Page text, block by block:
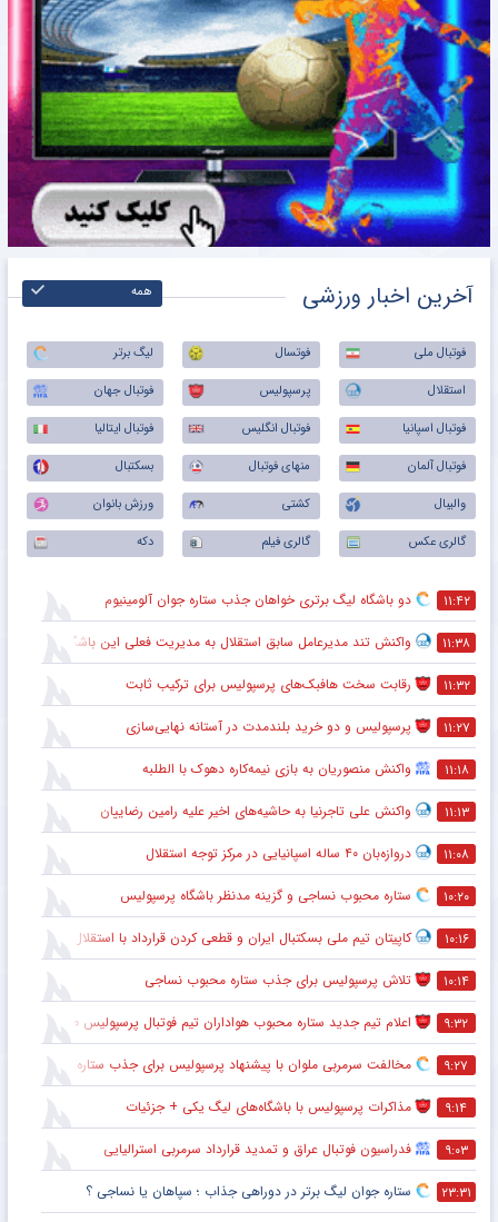
آخرین اخبار ورزشی همه
فوتبال ملی فوتسال
لیگ برتر
استقلال
پرسپولیس
فوتبال جهان
فوتبال اسپانیا
فوتبال انگلیس
فوتبال ایتالیا
فوتبال آلمان
منهای فوتبال
بسکتبال
والیبال
کشتی
ورزش بانوان
گالری عکس
گالری فیلم دکه
۱۱:۴۲ دو باشگاه لیگ برتری خواهان جذب ستاره جوان آلومینیوم
۱۱:۳۸ واکنش تند مدیرعامل سابق استقلال به مدیریت فعلی این باشگاه
۱۱:۳۲ رقابت سخت هافبک‌های پرسپولیس برای ترکیب ثابت
۱۱:۲۷ پرسپولیس و دو خرید بلندمدت در آستانه نهایی‌سازی
۱۱:۱۸ واکنش منصوریان به بازی نیمه‌کاره دهوک با الطلبه
۱۱:۱۳ واکنش علی تاجرنیا به حاشیه‌های اخیر علیه رامین رضاییان
۱۱:۰۸ دروازه‌بان ۴۰ ساله اسپانیایی در مرکز توجه استقلال
۱۰:۲۰ ستاره محبوب نساجی و گزینه مدنظر باشگاه پرسپولیس
۱۰:۱۶ کاپیتان تیم ملی بسکتبال ایران و قطعی کردن قرارداد با استقلال
۱۰:۱۴ تلاش پرسپولیس برای جذب ستاره محبوب نساجی
۹:۳۲ اعلام تیم جدید ستاره محبوب هواداران تیم فوتبال پرسپولیس طی ۴۸ ساعت آینده
۹:۲۷ مخالفت سرمربی ملوان با پیشنهاد پرسپولیس برای جذب ستاره محبوبش
۹:۱۴ مذاکرات پرسپولیس با باشگاه‌های لیگ یکی + جزئیات
۹:۰۳ فدراسیون فوتبال عراق و تمدید قرارداد سرمربی استرالیایی
۲۳:۳۱ ستاره جوان لیگ برتر در دوراهی جذاب ؛ سپاهان یا نساجی ؟